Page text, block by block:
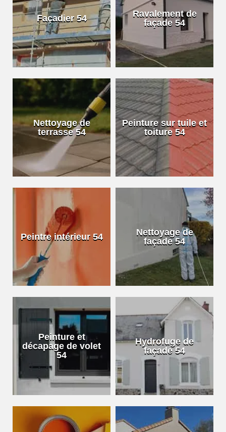
Façadier 54
Ravalement de
façade 54
Nettoyage de
terrasse 54
Peinture sur tuile et
toiture 54
Peintre intérieur 54
Nettoyage de
façade 54
Peinture et
décapage de volet
54
Hydrofuge de
façade 54